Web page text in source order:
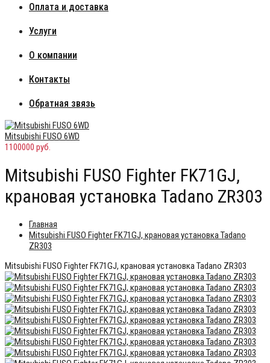
Оплата и доставка
Услуги
О компании
Контакты
Обратная звязь
Mitsubishi FUSO 6WD
1100000 руб.
Mitsubishi FUSO Fighter FK71GJ,
крановая установка Tadano ZR303
Главная
Mitsubishi FUSO Fighter FK71GJ, крановая установка Tadano
ZR303
Mitsubishi FUSO Fighter FK71GJ, крановая установка Tadano ZR303